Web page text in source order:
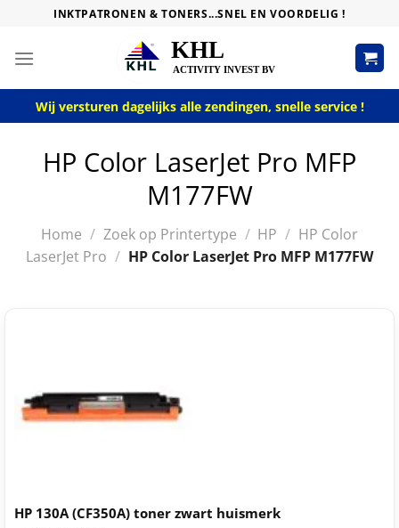
content
INKTPATRONEN & TONERS...SNEL EN VOORDELIG !
Wij versturen dagelijks alle zendingen, snelle service !
HP Color LaserJet Pro MFP
M177FW
Home / Zoek op Printertype / HP / HP Color
LaserJet Pro / HP Color LaserJet Pro MFP M177FW
HP 130A (CF350A) toner zwart huismerk